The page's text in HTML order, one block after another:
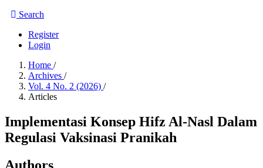
Search
Register
Login
Home /
Archives /
Vol. 4 No. 2 (2026) /
Articles
Implementasi Konsep Hifz Al-Nasl Dalam
Regulasi Vaksinasi Pranikah